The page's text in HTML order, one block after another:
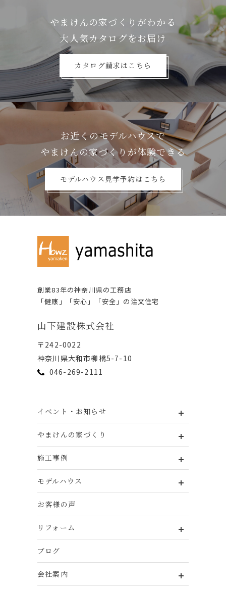
やまけんの家づくりがわかる
⼤⼈気カタログをお届け
カタログ請求はこちら
お近くのモデルハウスで
やまけんの家づくりが体験できる
モデルハウス見学予約はこちら
創業83年の神奈川県の⼯務店
「健康」「安⼼」「安全」の注⽂住宅
⼭下建設株式会社
〒242-0022
神奈川県⼤和市柳橋5-7-10
046-269-2111
イベント・お知らせ
やまけんの家づくり
施工事例
モデルハウス
お客様の声
リフォーム
ブログ
会社案内